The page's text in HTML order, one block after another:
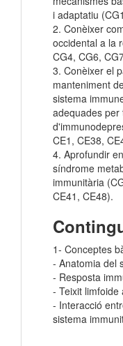
i adaptatiu
2. Conèixer
occidental a la
CG4, CG6,
3. Conèixer el
manteniment
sistema
adequades per
CE1, CE38,
4. Aprofundir
síndrome
immunitària
CE41, CE48).
1- Conceptes
- Anatomia del
- Resposta
- Teixit limfoide
- Interacció
sistema